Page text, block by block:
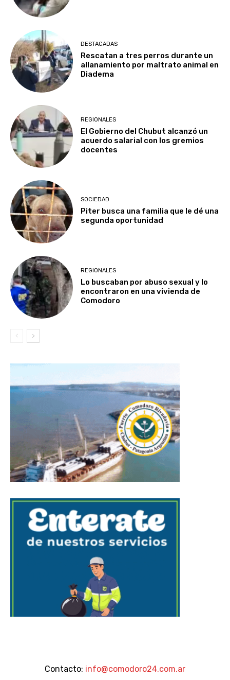
DESTACADAS
Rescatan a tres perros durante un
allanamiento por maltrato animal en
Diadema
REGIONALES
El Gobierno del Chubut alcanzó un
acuerdo salarial con los gremios
docentes
SOCIEDAD
Piter busca una familia que le dé una
segunda oportunidad
REGIONALES
Lo buscaban por abuso sexual y lo
encontraron en una vivienda de
Comodoro
Contacto: info@comodoro24.com.ar